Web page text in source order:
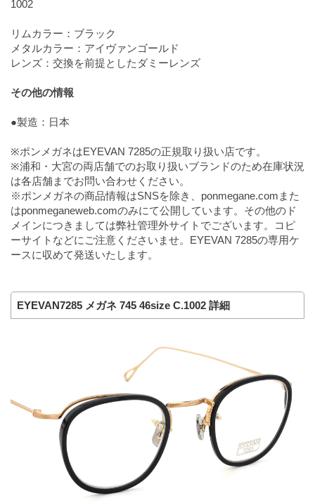
1002
リムカラー：ブラック
メタルカラー：アイヴァンゴールド
レンズ：交換を前提としたダミーレンズ
その他の情報
●製造：日本
※ポンメガネはEYEVAN 7285の正規取り扱い店です。
※浦和・大宮の両店舗でのお取り扱いブランドのため在庫状況
は各店舗までお問い合わせください。
※ポンメガネの商品情報はSNSを除き、ponmegane.comまた
はponmeganeweb.comのみにて公開しています。その他のド
メインにつきましては弊社管理外サイトでございます。コピ
ーサイトなどにご注意くださいませ。EYEVAN 7285の専用ケ
ースに収めて発送いたします。
EYEVAN7285 メガネ 745 46size C.1002 詳細